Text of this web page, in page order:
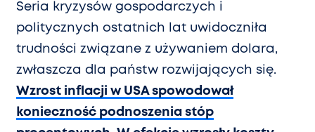
Seria kryzysów gospodarczych i
politycznych ostatnich lat uwidoczniła
trudności związane z używaniem dolara,
zwłaszcza dla państw rozwijających się.
Wzrost inflacji w USA spowodował
konieczność podnoszenia stóp